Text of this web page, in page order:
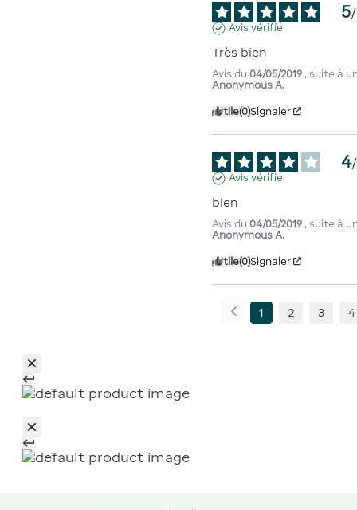
5/
Avis vérifié
Très bien
Avis du04/05/2019 , suite à
Anonymous A.
Utile(0)Signaler
4/
Avis vérifié
bien
Avis du04/05/2019 , suite à
Anonymous A.
Utile(0)Signaler
1 2 3 4